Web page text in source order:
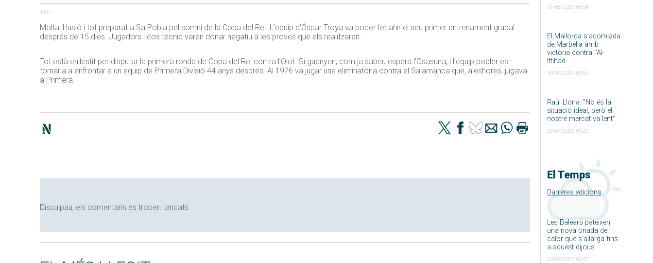
01/08/2026 05:59
El Mallorca s’acomiada
de Marbella amb
victòria contra l’Al-
Ittihad
30/07/2026 03:56
Raúl Llona: ”No és la
situació ideal, però el
nostre mercat va lent”
29/07/2026 05:22
El Temps
Darreres edicions
Les Balears pateixen
una nova onada de
calor que s’allarga fins
a aquest dijous
20/07/2026 03:47
155
Molta il·lusió i tot preparat a Sa Pobla pel somni de la Copa del Rei. L’equip d’Óscar Troya va poder fer ahir el seu primer entrenament grupal
després de 15 dies. Jugadors i cos tècnic varen donar negatiu a les proves que els realitzaren.
Tot està enllestit per disputar la primera ronda de Copa del Rei contra l’Olot. Si guanyen, com ja sabeu espera l’Osasuna, i l’equip pobler es
tornaria a enfrontar a un equip de Primera Divisió 44 anys després. Al 1976 va jugar una eliminatòria contra el Salamanca que, aleshores, jugava
a Primera.
Disculpau, els comentaris es troben tancats